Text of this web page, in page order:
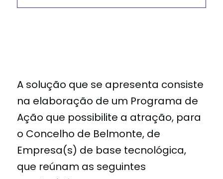
A solução que se apresenta consiste
na elaboração de um Programa de
Ação que possibilite a atração, para
o Concelho de Belmonte, de
Empresa(s) de base tecnológica,
que reúnam as seguintes